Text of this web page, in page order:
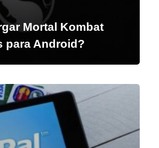
Mortal Kombat
para Android?